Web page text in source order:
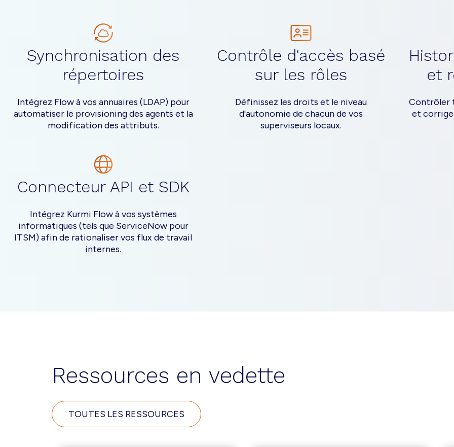
Synchronisation des
répertoires
Intégrez Flow à vos annuaires (LDAP) pour
automatiser le provisioning des agents et la
modification des attributs.
Contrôle d'accès basé
sur les rôles
Définissez les droits et le niveau
d'autonomie de chacun de vos
superviseurs locaux.
et
Contrôler
et
Connecteur API et SDK
Intégrez Kurmi Flow à vos systèmes
informatiques (tels que ServiceNow pour
ITSM) afin de rationaliser vos flux de travail
internes.
Ressources en vedette
TOUTES LES RESSOURCES